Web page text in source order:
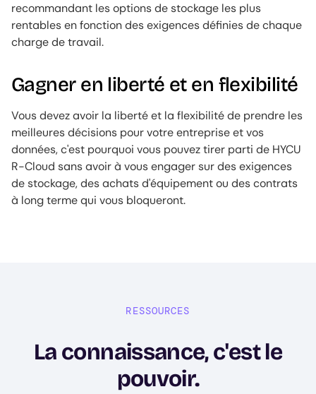
recommandant les options de stockage les plus
rentables en fonction des exigences définies de chaque
charge de travail.
Gagner en liberté et en flexibilité
Vous devez avoir la liberté et la flexibilité de prendre les
meilleures décisions pour votre entreprise et vos
données, c'est pourquoi vous pouvez tirer parti de HYCU
R-Cloud sans avoir à vous engager sur des exigences
de stockage, des achats d'équipement ou des contrats
à long terme qui vous bloqueront.
RESSOURCES
La connaissance, c'est le
pouvoir.